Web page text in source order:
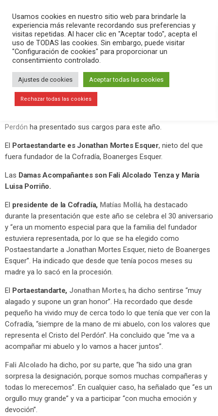
search menu pause PLAY
abril 5, 2019
El nieto de Boanerges Esquer es el
Portaestandarte del Cristo del
Perdón
Perdón ha presentado sus cargos para este año.
El Portaestandarte es Jonathan Mortes Esquer, nieto del que
fuera fundador de la Cofradía, Boanerges Esquer.
Las Damas Acompañantes son Fali Alcolado Tenza y María
Luisa Porriño.
El presidente de la Cofradía, Matías Mollá, ha destacado
durante la presentación que este año se celebra el 30 aniversario
y “era un momento especial para que la familia del fundador
estuviera representada, por lo que se ha elegido como
Postaestandarte a Jonathan Mortes Esquer, nieto de Boanerges
Esquer”. Ha indicado que desde que tenía pocos meses su
madre ya lo sacó en la procesión.
El Portaestandarte, Jonathan Mortes, ha dicho sentirse “muy
alagado y supone un gran honor”. Ha recordado que desde
pequeño ha vivido muy de cerca todo lo que tenía que ver con la
Cofradía, “siempre de la mano de mi abuelo, con los valores que
representa el Cristo del Perdón”. Ha concluido que “me va a
acompañar mi abuelo y lo vamos a hacer juntos”.
Fali Alcolado ha dicho, por su parte, que “ha sido una gran
sorpresa la designación, porque somos muchas compañeras y
todas lo merecemos”. En cualquier caso, ha señalado que “es un
orgullo muy grande” y va a participar “con mucha emoción y
devoción”.
Usamos cookies en nuestro sitio web para brindarle la
experiencia más relevante recordando sus preferencias y
visitas repetidas. Al hacer clic en "Aceptar todo", acepta el
uso de TODAS las cookies. Sin embargo, puede visitar
"Configuración de cookies" para proporcionar un
consentimiento controlado.
Ajustes de cookies Aceptar todas las cookies
Rechazar todas las cookies